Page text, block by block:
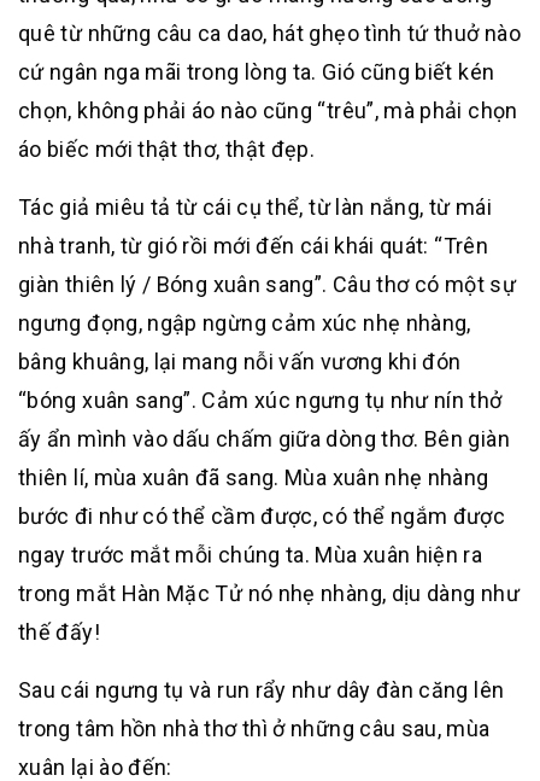
quê từ những câu ca dao, hát ghẹo tình tứ thuở nào
cứ ngân nga mãi trong lòng ta. Gió cũng biết kén
chọn, không phải áo nào cũng “trêu”, mà phải chọn
áo biếc mới thật thơ, thật đẹp.
Tác giả miêu tả từ cái cụ thể, từ làn nắng, từ mái
nhà tranh, từ gió rồi mới đến cái khái quát: “Trên
giàn thiên lý / Bóng xuân sang”. Câu thơ có một sự
ngưng đọng, ngập ngừng cảm xúc nhẹ nhàng,
bâng khuâng, lại mang nỗi vấn vương khi đón
“bóng xuân sang”. Cảm xúc ngưng tụ như nín thở
ấy ẩn mình vào dấu chấm giữa dòng thơ. Bên giàn
thiên lí, mùa xuân đã sang. Mùa xuân nhẹ nhàng
bước đi như có thể cầm được, có thể ngắm được
ngay trước mắt mỗi chúng ta. Mùa xuân hiện ra
trong mắt Hàn Mặc Tử nó nhẹ nhàng, dịu dàng như
thế đấy!
Sau cái ngưng tụ và run rẩy như dây đàn căng lên
trong tâm hồn nhà thơ thì ở những câu sau, mùa
xuân lại ào đến: